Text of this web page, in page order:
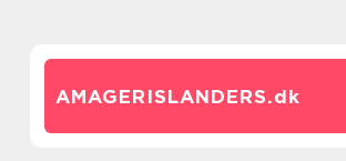
AMAGERISLANDERS.dk